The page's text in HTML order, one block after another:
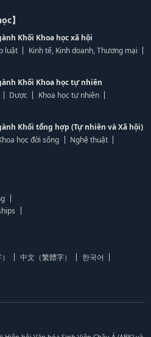
】
Khối Khoa học xã hội
luật
Kinh tế, Kinh doanh, Thương mại
Khối Khoa học tự nhiên
Dược
Khoa học tự nhiên
Khối tổng hợp (Tự nhiên và Xã hội)
học đời sống
Nghệ thuật
中文（繁體字）
한국어